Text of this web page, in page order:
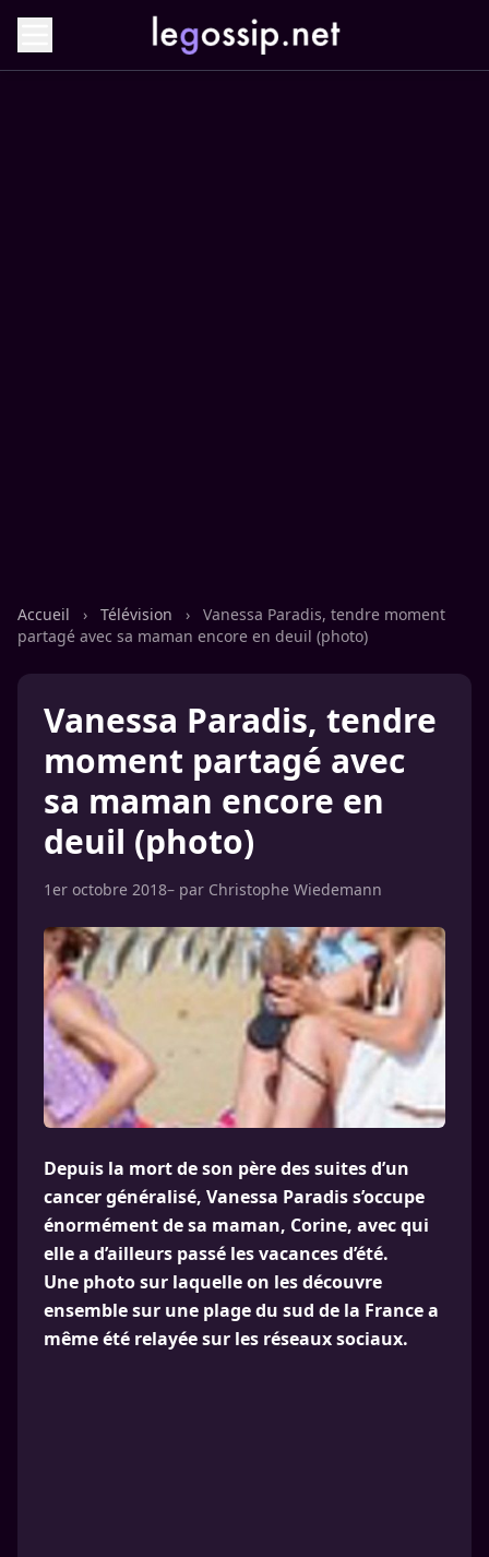
Accueil › Télévision ›
Vanessa Paradis, tendre moment
partagé avec sa maman encore en deuil (photo)
Vanessa Paradis, tendre
moment partagé avec
sa maman encore en
deuil (photo)
1er octobre 2018– par Christophe Wiedemann
Depuis la mort de son père des suites d’un
cancer généralisé, Vanessa Paradis s’occupe
énormément de sa maman, Corine, avec qui
elle a d’ailleurs passé les vacances d’été.
Une photo sur laquelle on les découvre
ensemble sur une plage du sud de la France a
même été relayée sur les réseaux sociaux.